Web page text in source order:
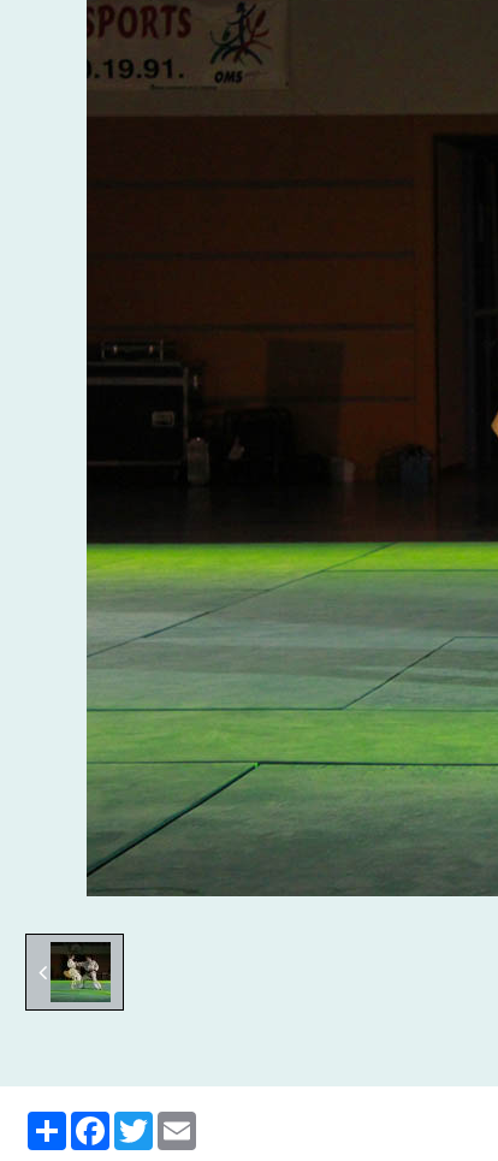
PartagerFacebook
Twitter